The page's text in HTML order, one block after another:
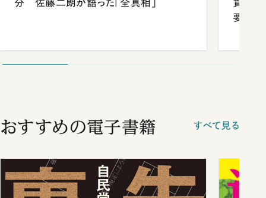
分 佐藤二朗が語った「全真相」
貫校へ
要だっ
おすすめの電子書籍 すべて見る